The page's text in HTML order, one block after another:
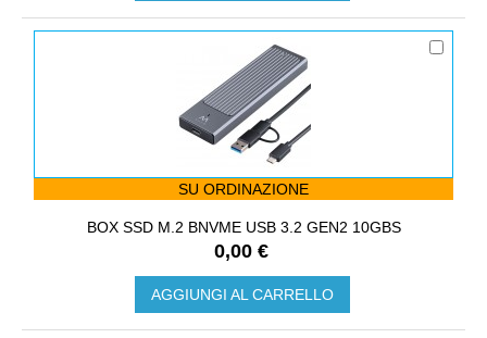
SU ORDINAZIONE
BOX SSD M.2 BNVME USB 3.2 GEN2 10GBS
0,00 €
AGGIUNGI AL CARRELLO